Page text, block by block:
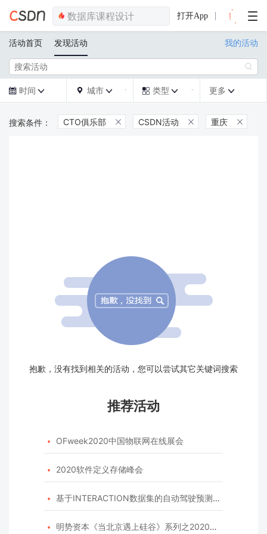
打开App
活动首页 发现活动 我的活动

 时间   城市   类型  更多 
CTO俱乐部  CSDN活动  重庆 
抱歉，没有找到相关的活动，您可以尝试其它关键词搜索
推荐活动
 OFweek2020中国物联网在线展会
 2020软件定义存储峰会
 基于INTERACTION数据集的自动驾驶预测模型挑战赛
 明势资本《当北京遇上硅谷》系列之2020年度开源峰会